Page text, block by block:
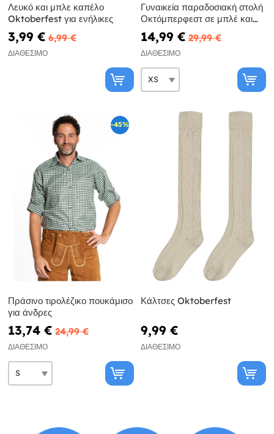
Λευκό και μπλε καπέλο
Oktoberfest για ενήλικες
3,99 € 6,99 €
ΔΙΑΘΈΣΙΜΟ
Γυναικεία παραδοσιακή στολή
Οκτόμπερφεστ σε μπλέ και
λευκό
14,99 € 29,99 €
ΔΙΑΘΈΣΙΜΟ
-45%
Πράσινο τιρολέζικο πουκάμισο
για άνδρες
13,74 € 24,99 €
ΔΙΑΘΈΣΙΜΟ
Κάλτσες Oktoberfest
9,99 €
ΔΙΑΘΈΣΙΜΟ